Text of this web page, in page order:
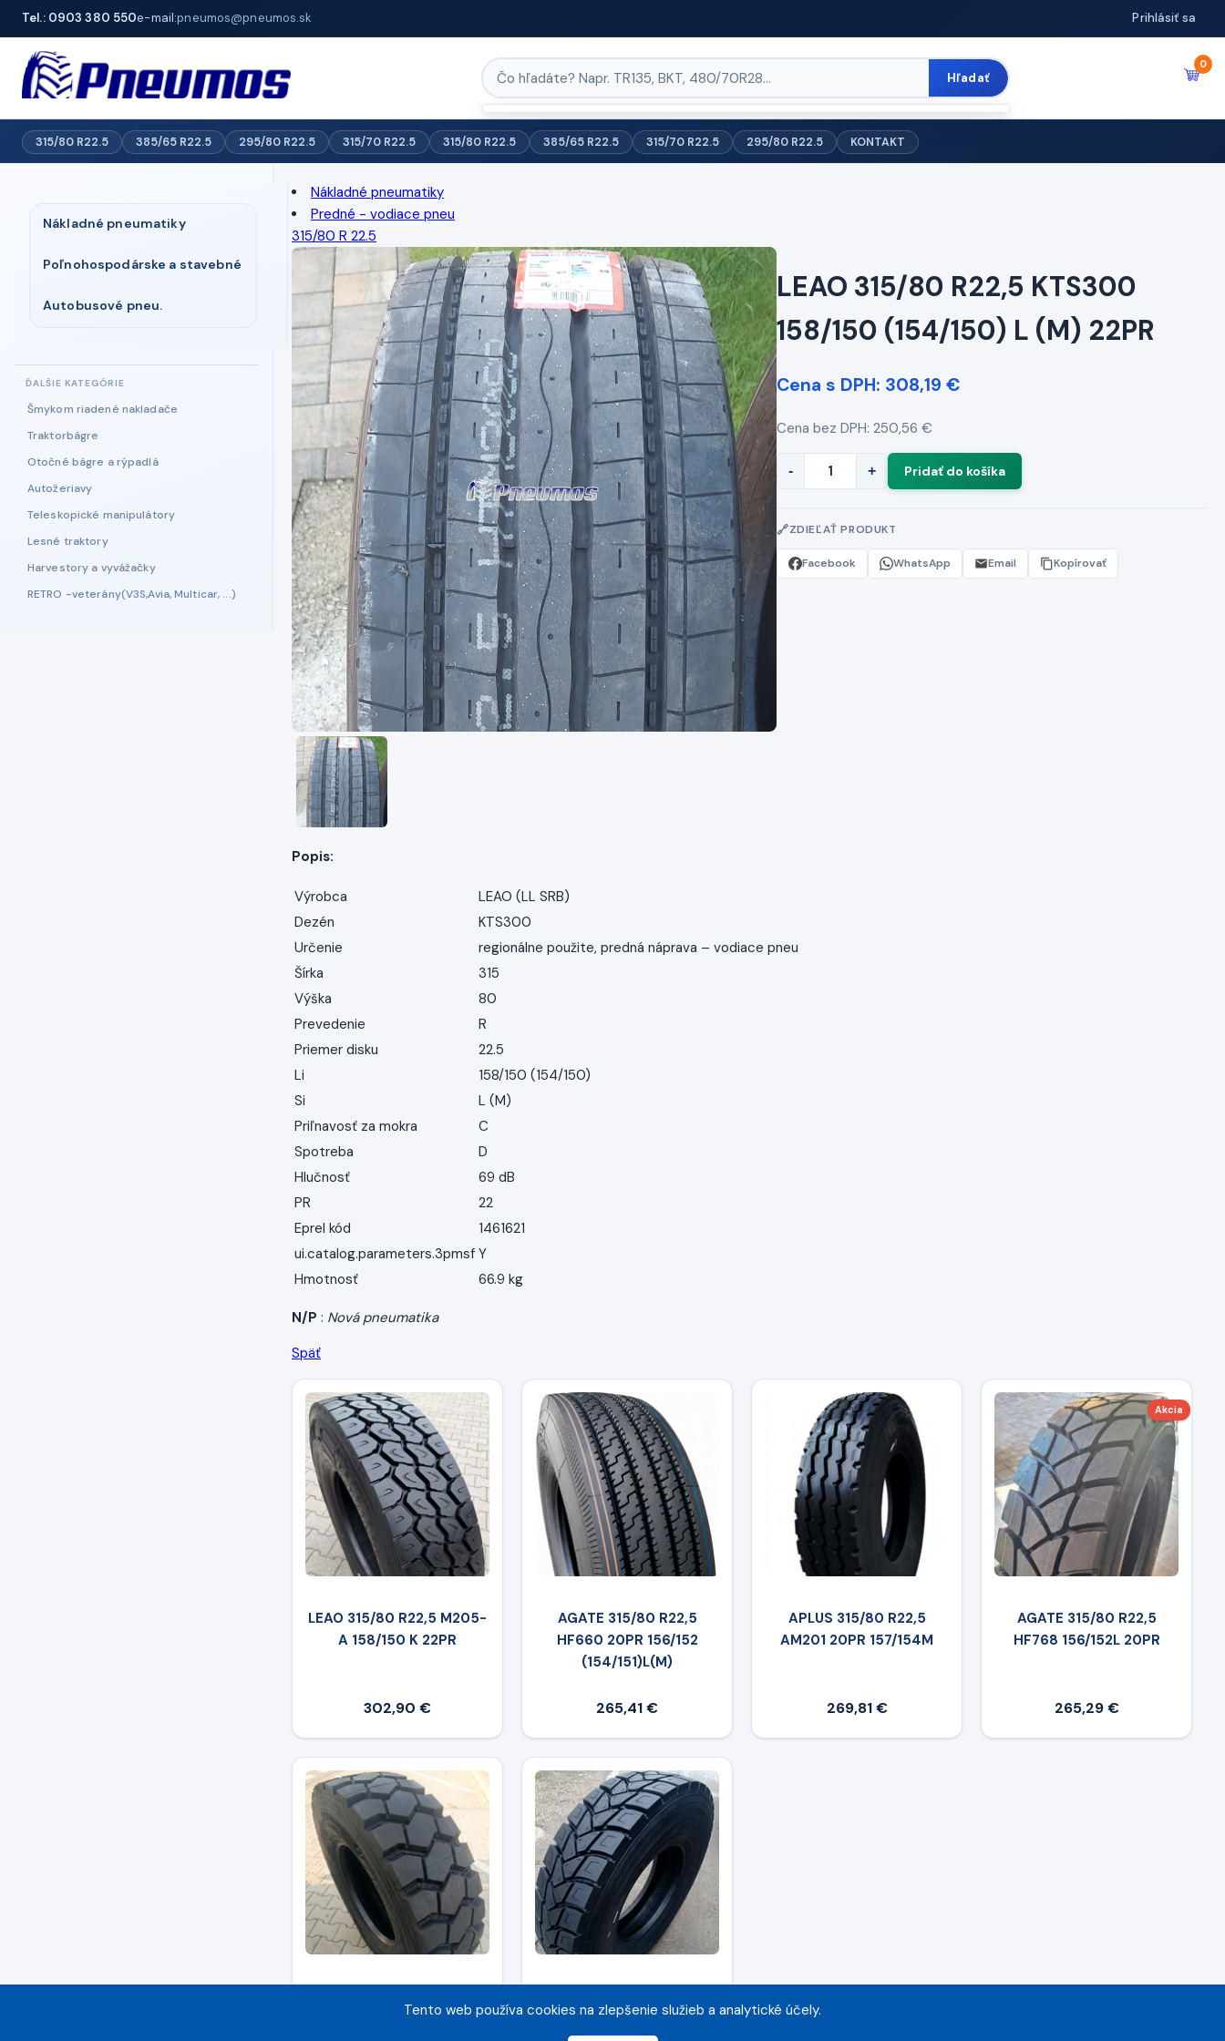
Tel.: 0903 380 550e-mail:pneumos@pneumos.sk Prihlásiť sa
Hľadať
0
315/80 R22.5 385/65 R22.5 295/80 R22.5 315/70 R22.5 315/80 R22.5 385/65 R22.5 315/70 R22.5 295/80 R22.5 KONTAKT
Nákladné pneumatiky
Poľnohospodárske a stavebné
Autobusové pneu.
Šmykom riadené nakladače
Traktorbágre
Otočné bágre a rýpadlá
Autožeriavy
Teleskopické manipulátory
Lesné traktory
Harvestory a vyvážačky
RETRO -veterány(V3S,Avia, Multicar, ...)
Nákladné pneumatiky
Predné - vodiace pneu
315/80 R 22.5
LEAO 315/80 R22,5 KTS300
158/150 (154/150) L (M) 22PR
Cena s DPH: 308,19 €
Cena bez DPH: 250,56 €
- +
ZDIEĽAŤ PRODUKT
Facebook WhatsApp Email Kopírovať
Popis:
Výrobca
LEAO (LL SRB)
Dezén
KTS300
Určenie
regionálne použite, predná náprava – vodiace pneu
Šírka
315
Výška
80
Prevedenie
R
Priemer disku
22.5
Li
158/150 (154/150)
Si
L (M)
Priľnavosť za mokra
C
Spotreba
D
Hlučnosť
69 dB
PR
22
Eprel kód
1461621
ui.catalog.parameters.3pmsf Y
Hmotnosť
66.9 kg
N/P : Nová pneumatika
Späť
LEAO 315/80 R22,5 M205-
A 158/150 K 22PR
302,90 €
AGATE 315/80 R22,5
HF660 20PR 156/152
(154/151)L(M)
265,41 €
APLUS 315/80 R22,5
AM201 20PR 157/154M
269,81 €
Akcia
AGATE 315/80 R22,5
HF768 156/152L 20PR
265,29 €
DM325 161/156J 22PR
DM310 20PR 157/154L
Tento web používa cookies na zlepšenie služieb a analytické účely.